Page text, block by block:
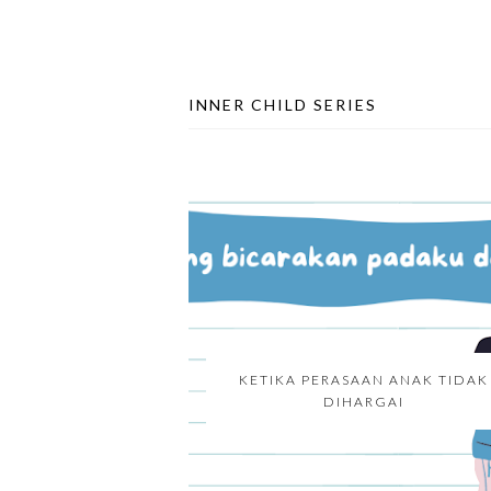
INNER CHILD SERIES
KETIKA PERASAAN ANAK TIDAK
DIHARGAI